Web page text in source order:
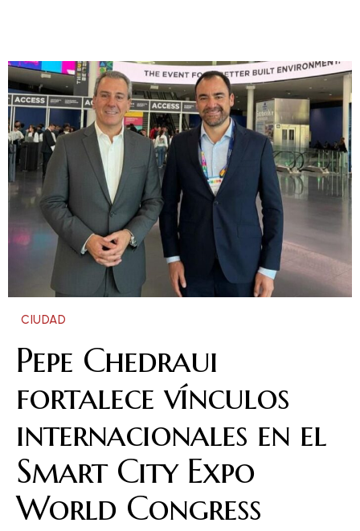
CIUDAD
Pepe Chedraui
fortalece vínculos
internacionales en el
Smart City Expo
World Congress